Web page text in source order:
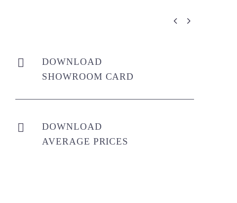
 


DOWNLOAD
SHOWROOM CARD


DOWNLOAD
AVERAGE PRICES